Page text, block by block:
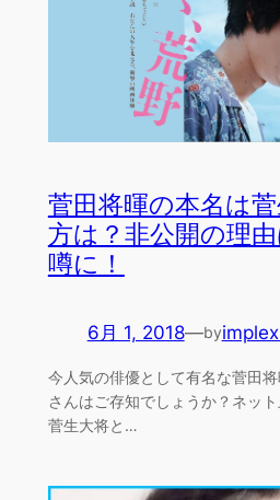
菅田将暉の本名は
方は？非公開の理
噂に！
6月 1, 2018—by
今人気の俳優として有名な菅田
さんはご存知でしょうか？ネッ
菅生大将と…